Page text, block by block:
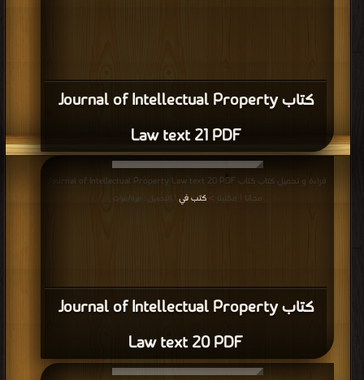
كتاب Journal of Intellectual Property
Law text 21 PDF
كتاب Journal of Intellectual Property
Law text 20 PDF
قراءة و تحميل كتاب كتاب Journal of Intellectual Property Law text 20 PDF
مجانا | مكتبة >كتب في | التحميل : مرة/مرات